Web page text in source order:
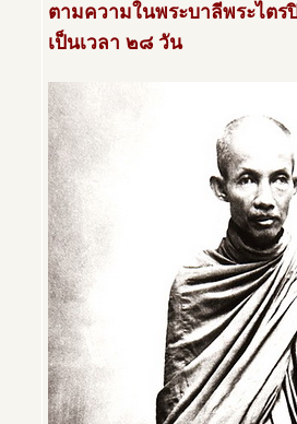
ตามความในพระบาลีพระไต
เป็นเวลา ๒๘ วัน